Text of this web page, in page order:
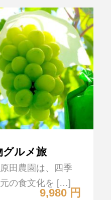
ルメ旅
9,980 円
田農園は、四季
の食文化を […]